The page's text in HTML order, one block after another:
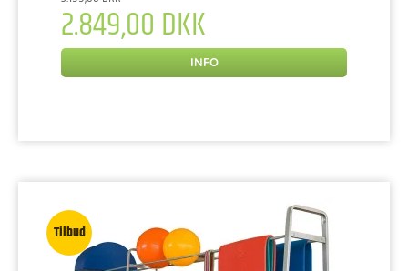
2.849,00 DKK
INFO
Tilbud